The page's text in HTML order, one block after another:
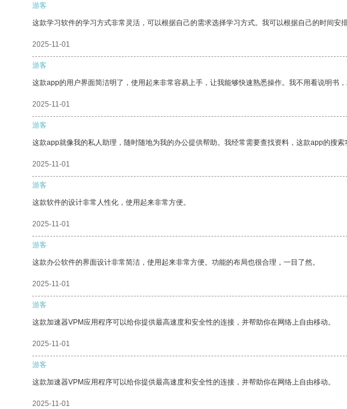
游客
这款学习软件的学习方式非常灵活，可以根据自己的需求选择学习方式。我可以根据自己的时间安排
2025-11-01
游客
这款app的用户界面简洁明了，使用起来非常容易上手，让我能够快速熟悉操作。我不用看说明书，
2025-11-01
游客
这款app就像我的私人助理，随时随地为我的办公提供帮助。我经常需要查找资料，这款app的搜索
2025-11-01
游客
这款软件的设计非常人性化，使用起来非常方便。
2025-11-01
游客
这款办公软件的界面设计非常简洁，使用起来非常方便。功能的布局也很合理，一目了然。
2025-11-01
游客
这款加速器VPM应用程序可以给你提供最高速度和安全性的连接，并帮助你在网络上自由移动。
2025-11-01
游客
这款加速器VPM应用程序可以给你提供最高速度和安全性的连接，并帮助你在网络上自由移动。
2025-11-01